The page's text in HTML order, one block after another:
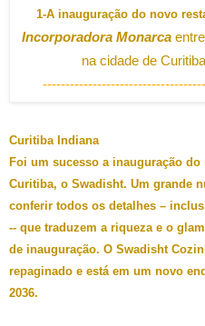
1-A inauguração do novo
Incorporadora Monarca
na cidade de
Curitiba Indiana
Foi um sucesso a inauguração
Curitiba, o Swadisht. Um grande
conferir todos os detalhes –
-- que traduzem a riqueza e o
de inauguração. O Swadisht
repaginado e está em um novo
2036.